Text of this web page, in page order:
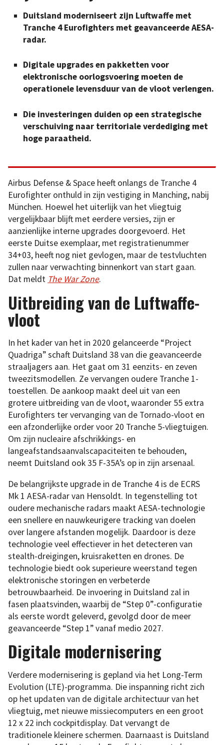
Duitsland moderniseert zijn Luftwaffe met
Tranche 4 Eurofighters met geavanceerde AESA-
radar.
Digitale upgrades en pakketten voor
elektronische oorlogsvoering moeten de
operationele levensduur van de vloot verlengen.
Die investeringen duiden op een strategische
verschuiving naar territoriale verdediging met
hoge paraatheid.
Airbus Defense & Space heeft onlangs de Tranche 4
Eurofighter onthuld in zijn vestiging in Manching, nabij
München. Hoewel het uiterlijk van het vliegtuig
vergelijkbaar blijft met eerdere versies, zijn er
aanzienlijke interne upgrades doorgevoerd. Het
eerste Duitse exemplaar, met registratienummer
34+03, heeft nog niet gevlogen, maar de testvluchten
zullen naar verwachting binnenkort van start gaan.
Dat meldt The War Zone.
Uitbreiding van de Luftwaffe-
vloot
In het kader van het in 2020 gelanceerde “Project
Quadriga” schaft Duitsland 38 van die geavanceerde
straaljagers aan. Het gaat om 31 eenzits- en zeven
tweezitsmodellen. Ze vervangen oudere Tranche 1-
toestellen. De aankoop maakt deel uit van een
grotere uitbreiding van de vloot, waaronder 55 extra
Eurofighters ter vervanging van de Tornado-vloot en
een afzonderlijke order voor 20 Tranche 5-vliegtuigen.
Om zijn nucleaire afschrikkings- en
langeafstandsaanvalscapaciteiten te behouden,
neemt Duitsland ook 35 F-35A’s op in zijn arsenaal.
De belangrijkste upgrade in de Tranche 4 is de ECRS
Mk 1 AESA-radar van Hensoldt. In tegenstelling tot
oudere mechanische radars maakt AESA-technologie
een snellere en nauwkeurigere tracking van doelen
over langere afstanden mogelijk. Daardoor is deze
technologie veel effectiever in het detecteren van
stealth-dreigingen, kruisraketten en drones. De
technologie biedt ook superieure weerstand tegen
elektronische storingen en verbeterde
betrouwbaarheid. De invoering in Duitsland zal in
fasen plaatsvinden, waarbij de “Step 0”-configuratie
als eerste wordt geleverd, gevolgd door de meer
geavanceerde “Step 1” vanaf medio 2027.
Digitale modernisering
Verdere modernisering is gepland via het Long-Term
Evolution (LTE)-programma. Die inspanning richt zich
op het updaten van de digitale architectuur van het
vliegtuig, met nieuwe missiecomputers en een groot
12 x 22 inch cockpitdisplay. Dat vervangt de
traditionele kleinere schermen. Daarnaast is Duitsland